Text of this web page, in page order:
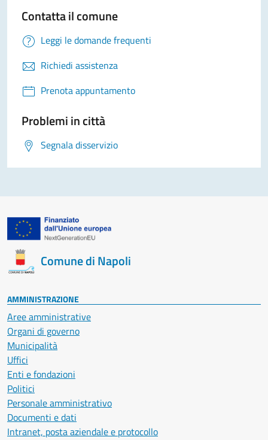
Contatta il comune
Leggi le domande frequenti
Richiedi assistenza
Prenota appuntamento
Problemi in città
Segnala disservizio
Comune di Napoli
AMMINISTRAZIONE
Aree amministrative
Organi di governo
Municipalità
Uffici
Enti e fondazioni
Politici
Personale amministrativo
Documenti e dati
Intranet, posta aziendale e protocollo